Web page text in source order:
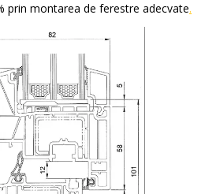
prin montarea de ferestre adecvate.